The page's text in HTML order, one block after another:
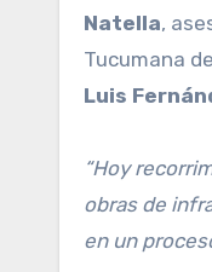
Natella,
Tucumana
Luis
“Hoy
obras de
en un